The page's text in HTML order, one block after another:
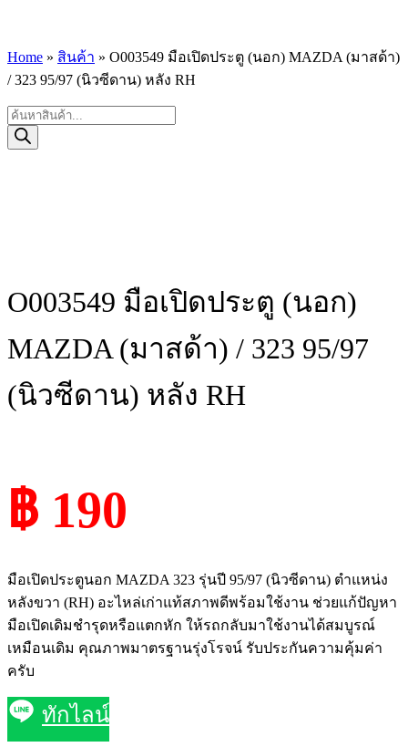
Home » สินค้า » O003549 มือเปิดประตู (นอก) MAZDA (มาสด้า)
/ 323 95/97 (นิวซีดาน) หลัง RH
Products
search
O003549 มือเปิดประตู (นอก)
MAZDA (มาสด้า) / 323 95/97
(นิวซีดาน) หลัง RH
฿ 190
มือเปิดประตูนอก MAZDA 323 รุ่นปี 95/97 (นิวซีดาน) ตำแหน่ง
หลังขวา (RH) อะไหล่เก่าแท้สภาพดีพร้อมใช้งาน ช่วยแก้ปัญหา
มือเปิดเดิมชำรุดหรือแตกหัก ให้รถกลับมาใช้งานได้สมบูรณ์
เหมือนเดิม คุณภาพมาตรฐานรุ่งโรจน์ รับประกันความคุ้มค่า
ครับ
ทักไลน์